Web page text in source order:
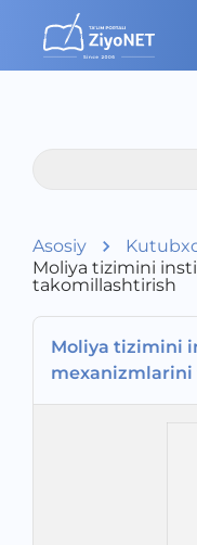
Asosiy
Moliya tizimini
takomillashtirish
Moliya tizimini